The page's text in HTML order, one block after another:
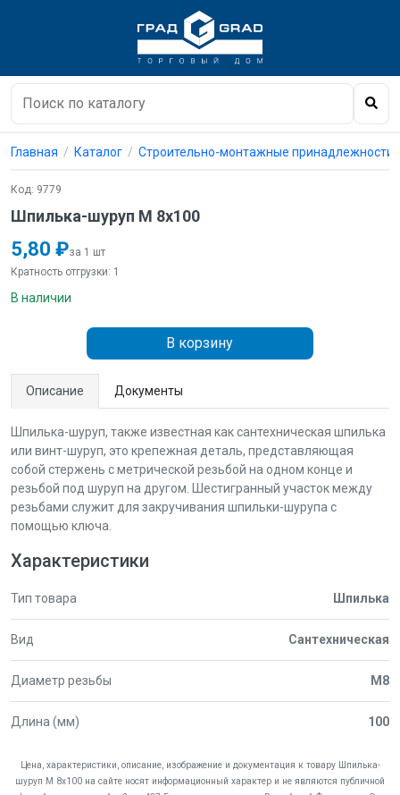
Главная Каталог Строительно-монтажные принадлежности
Код: 9779
Шпилька-шуруп М 8х100
5,80 ₽за 1 шт
Кратность отгрузки: 1
В наличии
В корзину
Описание Документы
Шпилька-шуруп, также известная как сантехническая шпилька
или винт-шуруп, это крепежная деталь, представляющая
собой стержень с метрической резьбой на одном конце и
резьбой под шуруп на другом. Шестигранный участок между
резьбами служит для закручивания шпильки-шурупа с
помощью ключа.
Характеристики
Тип товара Шпилька
Вид Сантехническая
Диаметр резьбы М8
Длина (мм) 100
Цена, характеристики, описание, изображение и документация к товару Шпилька-
шуруп М 8х100 на сайте носят информационный характер и не являются публичной